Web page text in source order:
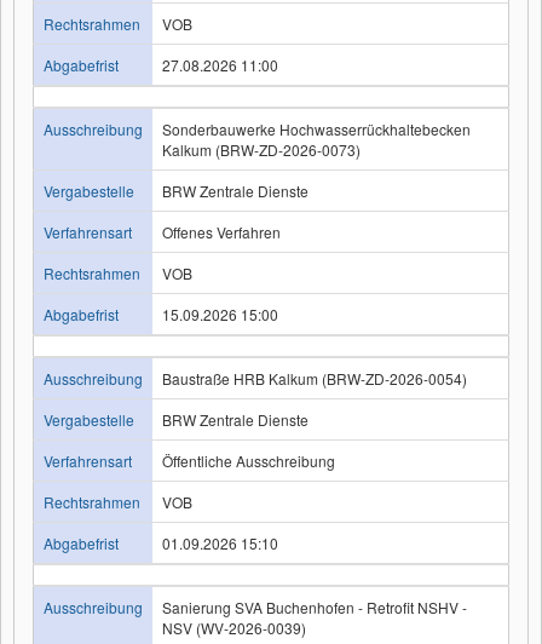
Rechtsrahmen
VOB
Abgabefrist
27.08.2026 11:00
Ausschreibung
Sonderbauwerke Hochwasserrückhaltebecken
Kalkum (BRW-ZD-2026-0073)
Vergabestelle
BRW Zentrale Dienste
Verfahrensart
Offenes Verfahren
Rechtsrahmen
VOB
Abgabefrist
15.09.2026 15:00
Ausschreibung
Baustraße HRB Kalkum (BRW-ZD-2026-0054)
Vergabestelle
BRW Zentrale Dienste
Verfahrensart
Öffentliche Ausschreibung
Rechtsrahmen
VOB
Abgabefrist
01.09.2026 15:10
Ausschreibung
Sanierung SVA Buchenhofen - Retrofit NSHV -
NSV (WV-2026-0039)